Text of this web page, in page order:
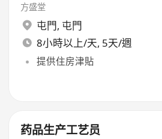
方盛堂
屯門, 屯門
8小時以上/天, 5天/週
提供住房津貼
药品生产工艺员